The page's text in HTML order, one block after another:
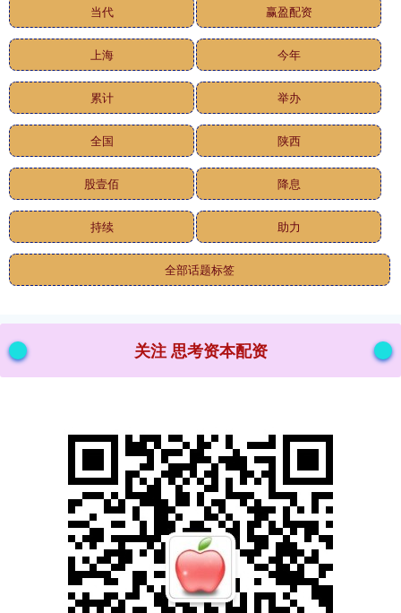
当代 赢盈配资
上海 今年
累计 举办
全国 陕西
股壹佰 降息
持续 助力
全部话题标签
关注 思考资本配资